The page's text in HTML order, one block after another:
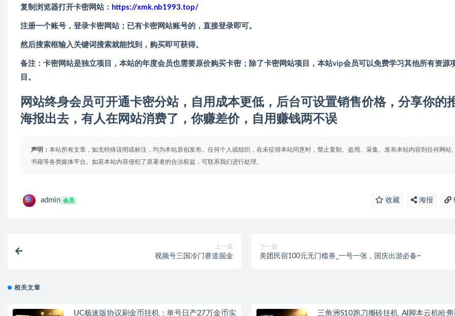
复制浏览器打开卡密网站： https://xmk.nb1993.top/
注册一个账号，登录卡密网站；已有卡密网站账号的，直接登录即可。
然后搜索框输入关键词搜索就能找到，购买即可获得。
备注：卡密网站是独立项目，本站的年度会员也需要原价购买卡密；除了卡密网站项目，本站vip会员可以免费学习其他所有资源
目。
网站终身会员可开通卡密分站，自用成本更低，后台可设置销售价格，分享你的
海报出去，有人在网站消费了，你赚差价，自用赚钱两不误
声明： 本站所有文章，如无特殊说明或标注，均为本站原创发布。任何个人或组织，在未征得本站同意时，禁止复制、盗用、采集、发布本站内容到任何网站
书籍等各类媒体平台。如若本站内容侵犯了原著者的合法权益，可联系我们进行处理。
admin 会员 收藏 海报
上一篇
视频号三国冷门赛道掘金
下一篇
美团民宿100元无门槛券_一号一张，国庆出游必备~
相关文章
UC极速版协议刷金币挂机：单号日产27万金币实
三角洲S10跑刀搬砖挂机_AI脚本云机哈